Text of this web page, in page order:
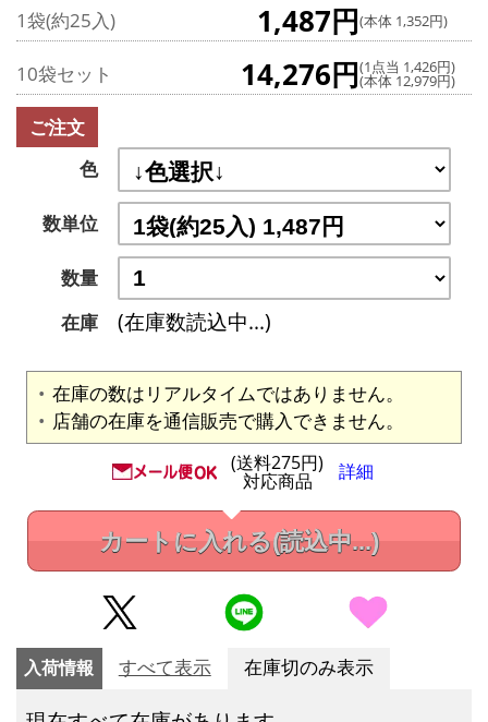
1袋(約25入) 1,487円(本体 1,352円)
10袋セット 14,276円(1点当 1,426円)
(本体 12,979円)
ご注文
色
数単位
数量
在庫
(在庫数読込中...)
在庫の数はリアルタイムではありません。
店舗の在庫を通信販売で購入できません。
(送料275円)
対応商品 詳細
カートに入れる(読込中...)
入荷情報 すべて表示 在庫切のみ表示